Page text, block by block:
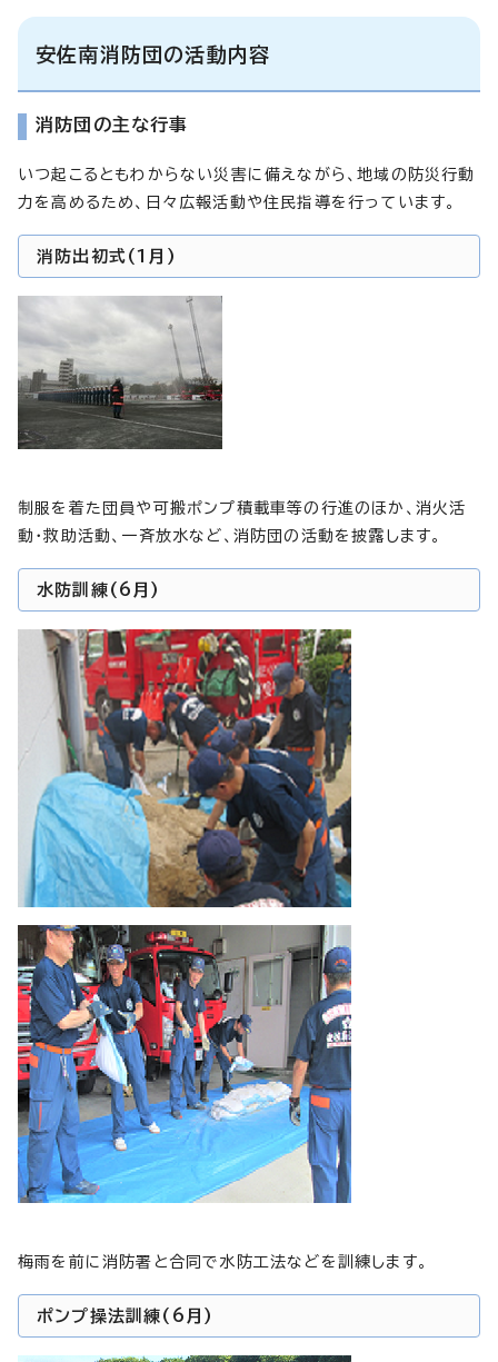
安佐南消防団の活動内容
消防団の主な行事
いつ起こるともわからない災害に備えながら、地域の防災行動
力を高めるため、日々広報活動や住民指導を行っています。
消防出初式(1月)
制服を着た団員や可搬ポンプ積載車等の行進のほか、消火活
動・救助活動、一斉放水など、消防団の活動を披露します。
水防訓練(6月)
梅雨を前に消防署と合同で水防工法などを訓練します。
ポンプ操法訓練(6月)